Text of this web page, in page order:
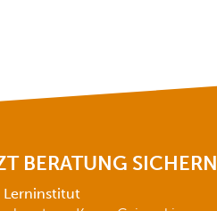
BERATUNG SICHERN
Lerninstitut